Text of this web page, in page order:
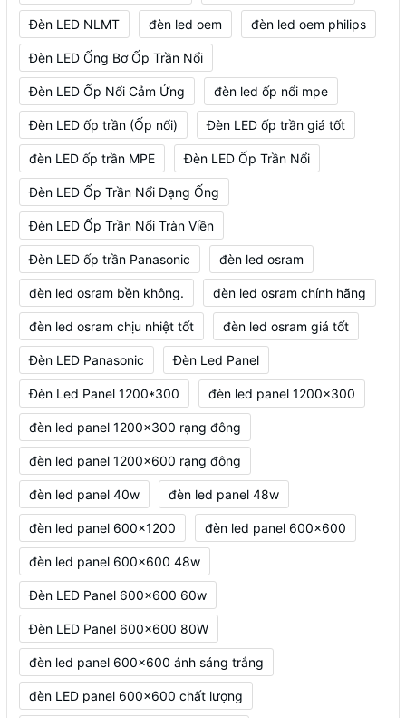
Đèn LED NLMT đèn led oem đèn led oem philips
Đèn LED Ống Bơ Ốp Trần Nổi
Đèn LED Ốp Nổi Cảm Ứng đèn led ốp nổi mpe
Đèn LED ốp trần (Ốp nổi) Đèn LED ốp trần giá tốt
đèn LED ốp trần MPE Đèn LED Ốp Trần Nổi
Đèn LED Ốp Trần Nổi Dạng Ống
Đèn LED Ốp Trần Nổi Tràn Viền
Đèn LED ốp trần Panasonic đèn led osram
đèn led osram bền không. đèn led osram chính hãng
đèn led osram chịu nhiệt tốt đèn led osram giá tốt
Đèn LED Panasonic Đèn Led Panel
Đèn Led Panel 1200*300 đèn led panel 1200x300
đèn led panel 1200x300 rạng đông
đèn led panel 1200x600 rạng đông
đèn led panel 40w đèn led panel 48w
đèn led panel 600x1200 đèn led panel 600x600
đèn led panel 600x600 48w
Đèn LED Panel 600x600 60w
Đèn LED Panel 600x600 80W
đèn led panel 600x600 ánh sáng trắng
đèn LED panel 600x600 chất lượng